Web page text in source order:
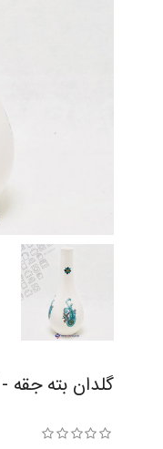
گلدان بته جقه - کد